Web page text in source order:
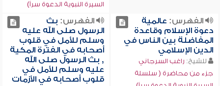
السيرة النبوية الدعوة سراً)
الفهرس: عالمية
دعوة الإسلام وقاعدة
المفاضلة بين الناس في
الدين الإسلامي
للشيخ: راغب السرجاني
جزء من محاضرة ( سلسلة
الفهرس: بث
الرسول صلى الله عليه
وسلم للأمل في قلوب
أصحابه في الفترة المكية
, بث الرسول صلى الله
عليه وسلم للأمل في
قلوب أصحابه في الأزمات